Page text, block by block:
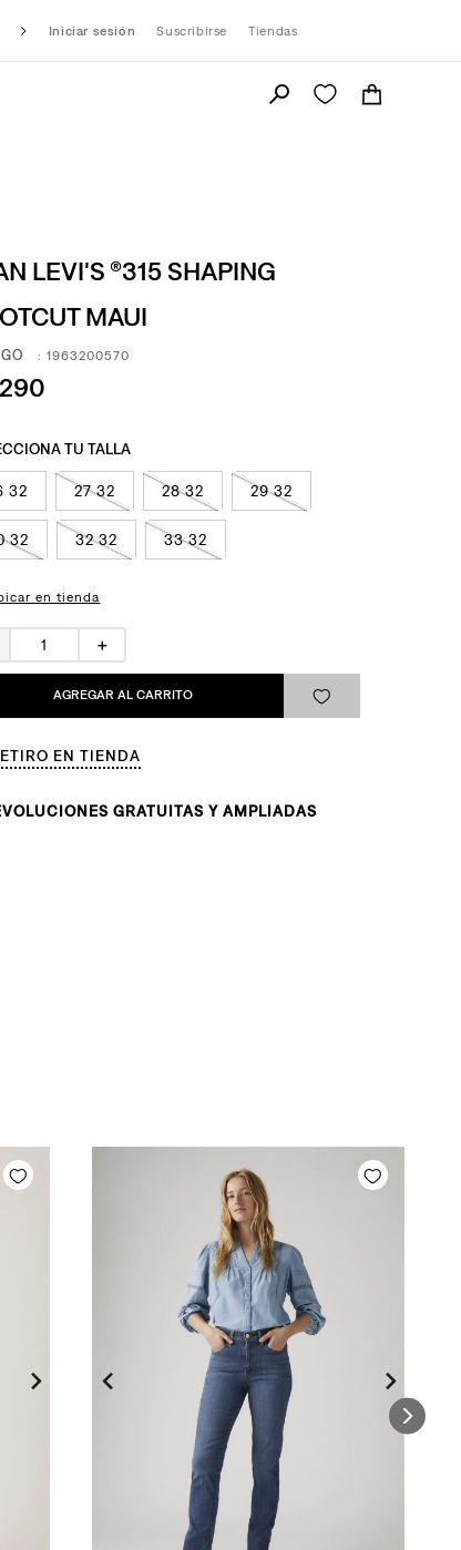
Iniciar sesión Suscribirse Tiendas
LEVI'S ®315 SHAPING
MAUI
:1963200570
32 27 32 28 32 29 32
32 32 32 33 32
en tienda
＋
AGREGAR AL CARRITO
EN TIENDA
GRATUITAS Y AMPLIADAS